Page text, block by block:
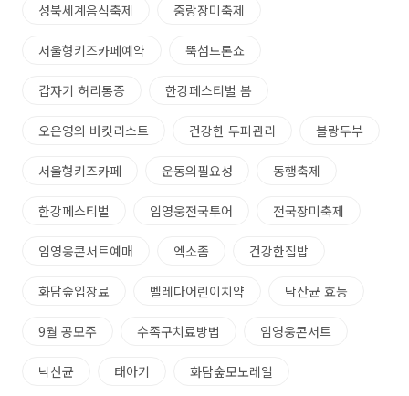
성북세계음식축제 중랑장미축제
서울형키즈카페예약 뚝섬드론쇼
갑자기 허리통증 한강페스티벌 봄
오은영의 버킷리스트 건강한 두피관리 블랑두부
서울형키즈카페 운동의필요성 동행축제
한강페스티벌 임영웅전국투어 전국장미축제
임영웅콘서트예매 엑소좀 건강한집밥
화담숲입장료 벨레다어린이치약 낙산균 효능
9월 공모주 수족구치료방법 임영웅콘서트
낙산균 태아기 화담숲모노레일